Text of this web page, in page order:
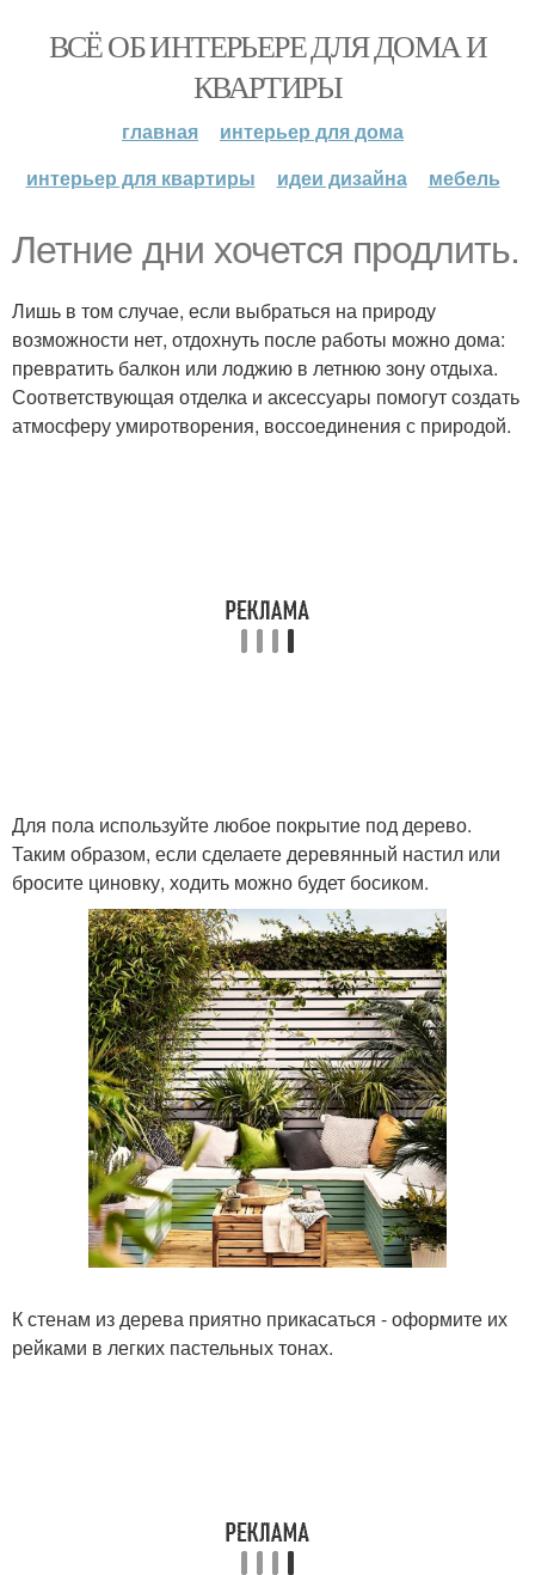
ВСЁ ОБ ИНТЕРЬЕРЕ ДЛЯ ДОМА И
КВАРТИРЫ
главная
интерьер для дома
интерьер для квартиры
идеи дизайна мебель
Летние дни хочется продлить.
Лишь в том случае, если выбраться на природу
возможности нет, отдохнуть после работы можно дома:
превратить балкон или лоджию в летнюю зону отдыха.
Соответствующая отделка и аксессуары помогут создать
атмосферу умиротворения, воссоединения с природой.
Для пола используйте любое покрытие под дерево.
Таким образом, если сделаете деревянный настил или
бросите циновку, ходить можно будет босиком.
К стенам из дерева приятно прикасаться - оформите их
рейками в легких пастельных тонах.